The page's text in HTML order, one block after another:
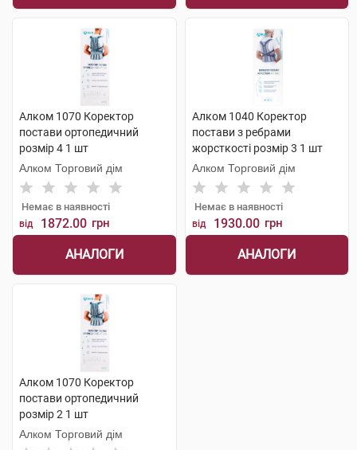
Алком 1070 Коректор
постави ортопедичний
розмір 4 1 шт
Алком Торговий дім
Немає в наявності
від 1872.00 грн
АНАЛОГИ
Алком 1040 Коректор
постави з ребрами
жорсткості розмір 3 1 шт
Алком Торговий дім
Немає в наявності
від 1930.00 грн
АНАЛОГИ
Алком 1070 Коректор
постави ортопедичний
розмір 2 1 шт
Алком Торговий дім